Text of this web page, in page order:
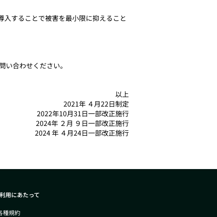
入することで被害を最小限に抑えること
合わせください。
以上
2021年 ４月22日制定
2022年10月31日一部改正施行
2024年 ２月 ９日一部改正施行
2024 年 ４月24日一部改正施行
用にあたって
種規約